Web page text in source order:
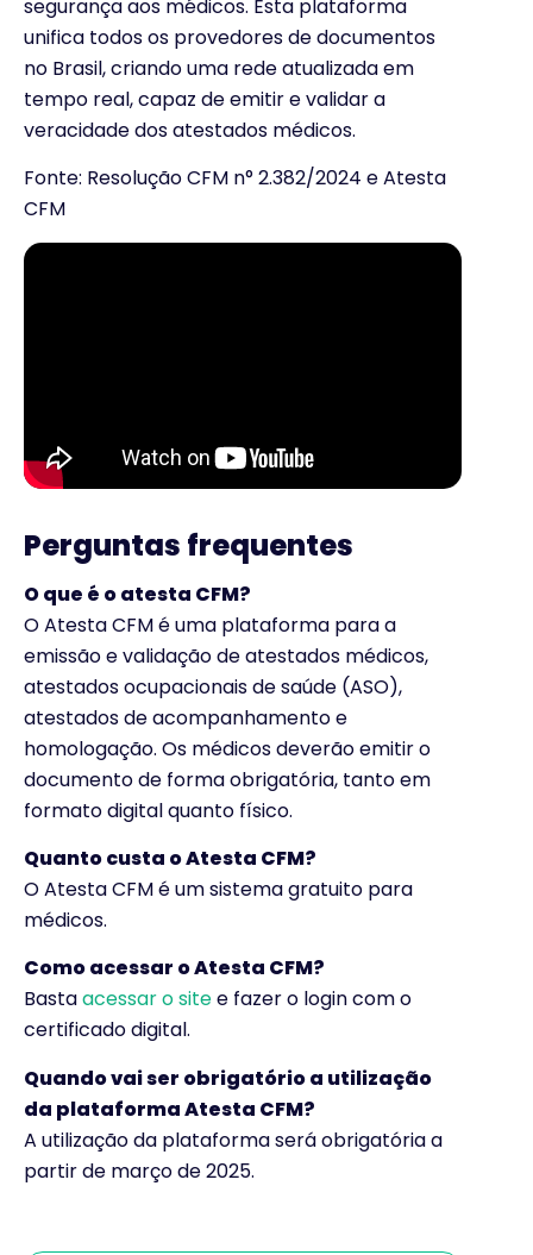
segurança aos médicos. Esta plataforma
unifica todos os provedores de documentos
no Brasil, criando uma rede atualizada em
tempo real, capaz de emitir e validar a
veracidade dos atestados médicos.
Fonte: Resolução CFM n° 2.382/2024 e Atesta
CFM
Perguntas frequentes
O que é o atesta CFM?
O Atesta CFM é uma plataforma para a
emissão e validação de atestados médicos,
atestados ocupacionais de saúde (ASO),
atestados de acompanhamento e
homologação. Os médicos deverão emitir o
documento de forma obrigatória, tanto em
formato digital quanto físico.
Quanto custa o Atesta CFM?
O Atesta CFM é um sistema gratuito para
médicos.
Como acessar o Atesta CFM?
Bastaacessar o sitee fazer o login com o
certificado digital.
Quando vai ser obrigatório a utilização
da plataforma Atesta CFM?
A utilização da plataforma será obrigatória a
partir de março de 2025.